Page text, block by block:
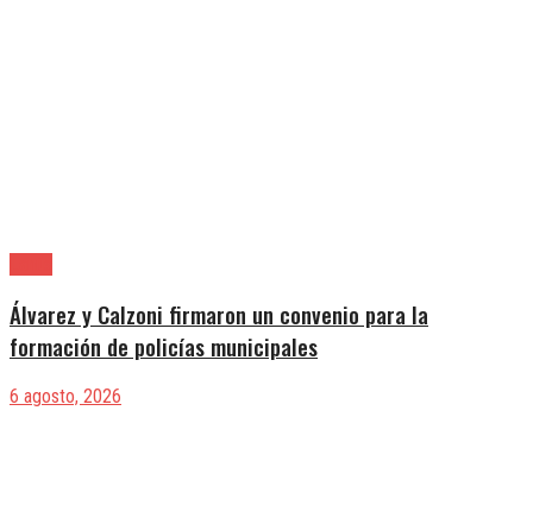
Álvarez y Calzoni firmaron un convenio para la
formación de policías municipales
6 agosto, 2026